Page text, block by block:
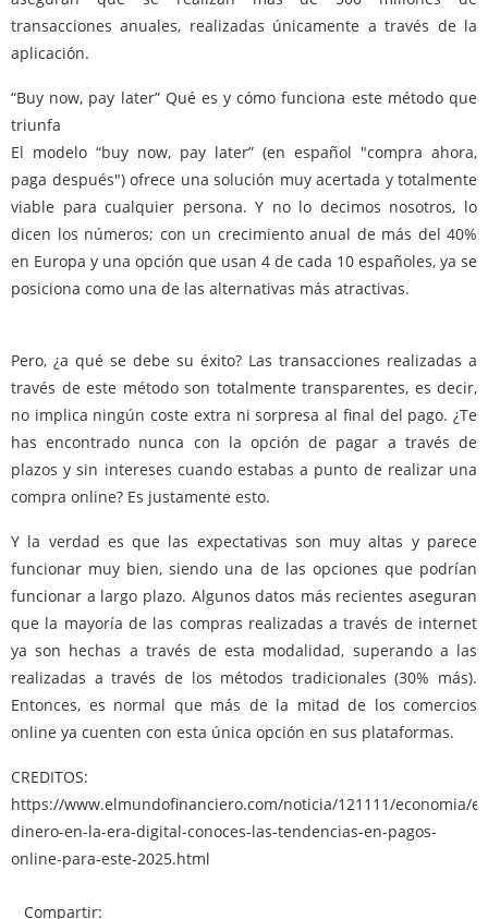
transacciones anuales, realizadas únicamente a través de la
aplicación.
“Buy now, pay later” Qué es y cómo funciona este método que
triunfa
El modelo “buy now, pay later” (en español "compra ahora,
paga después") ofrece una solución muy acertada y totalmente
viable para cualquier persona. Y no lo decimos nosotros, lo
dicen los números; con un crecimiento anual de más del 40%
en Europa y una opción que usan 4 de cada 10 españoles, ya se
posiciona como una de las alternativas más atractivas.
Pero, ¿a qué se debe su éxito? Las transacciones realizadas a
través de este método son totalmente transparentes, es decir,
no implica ningún coste extra ni sorpresa al final del pago. ¿Te
has encontrado nunca con la opción de pagar a través de
plazos y sin intereses cuando estabas a punto de realizar una
compra online? Es justamente esto.
Y la verdad es que las expectativas son muy altas y parece
funcionar muy bien, siendo una de las opciones que podrían
funcionar a largo plazo. Algunos datos más recientes aseguran
que la mayoría de las compras realizadas a través de internet
ya son hechas a través de esta modalidad, superando a las
realizadas a través de los métodos tradicionales (30% más).
Entonces, es normal que más de la mitad de los comercios
online ya cuenten con esta única opción en sus plataformas.
CREDITOS:
https://www.elmundofinanciero.com/noticia/121111/economia/
dinero-en-la-era-digital-conoces-las-tendencias-en-pagos-
online-para-este-2025.html
Compartir: